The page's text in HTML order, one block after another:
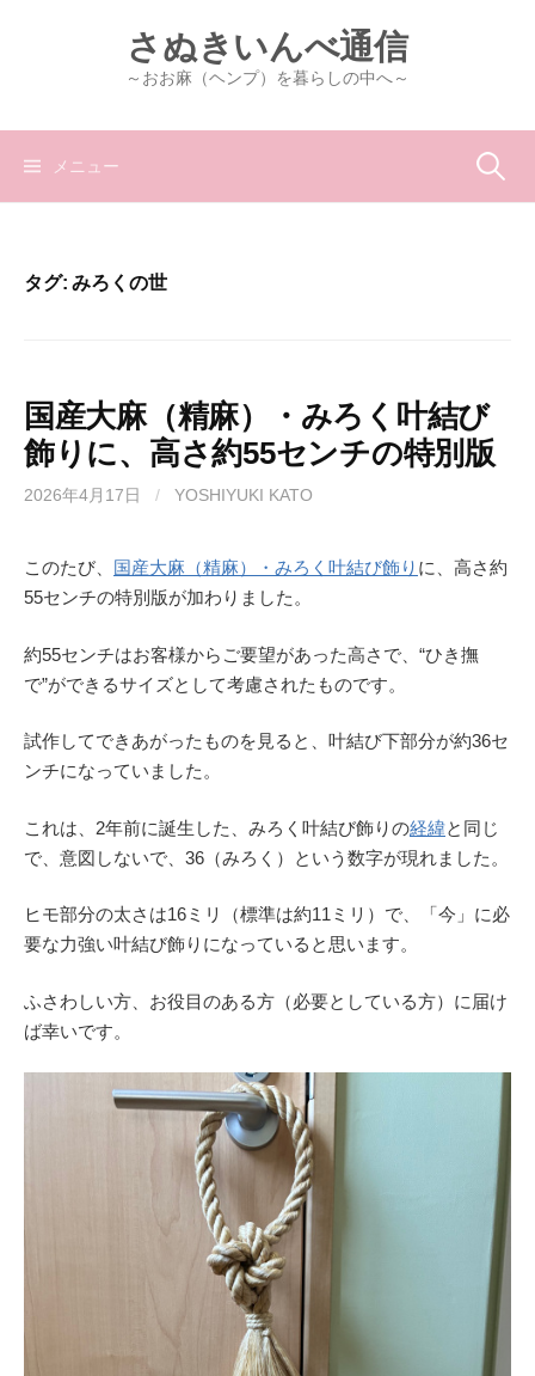
ツ
さぬきいんべ通信
～おお麻（ヘンプ）を暮らしの中へ～
メニュー 検
タグ:みろくの世
国産大麻（精麻）・みろく叶結び
飾りに、高さ約55センチの特別版
2026年4月17日 / YOSHIYUKI KATO
このたび、 国産大麻（精麻）・みろく叶結び飾り に、高さ約
55センチの特別版が加わりました。
約55センチはお客様からご要望があった高さで、“ひき撫
で”ができるサイズとして考慮されたものです。
試作してできあがったものを見ると、叶結び下部分が約36セ
ンチになっていました。
これは、2年前に誕生した、みろく叶結び飾りの経緯と同じ
で、意図しないで、36（みろく）という数字が現れました。
ヒモ部分の太さは16ミリ（標準は約11ミリ）で、「今」に必
要な力強い叶結び飾りになっていると思います。
ふさわしい方、お役目のある方（必要としている方）に届け
ば幸いです。